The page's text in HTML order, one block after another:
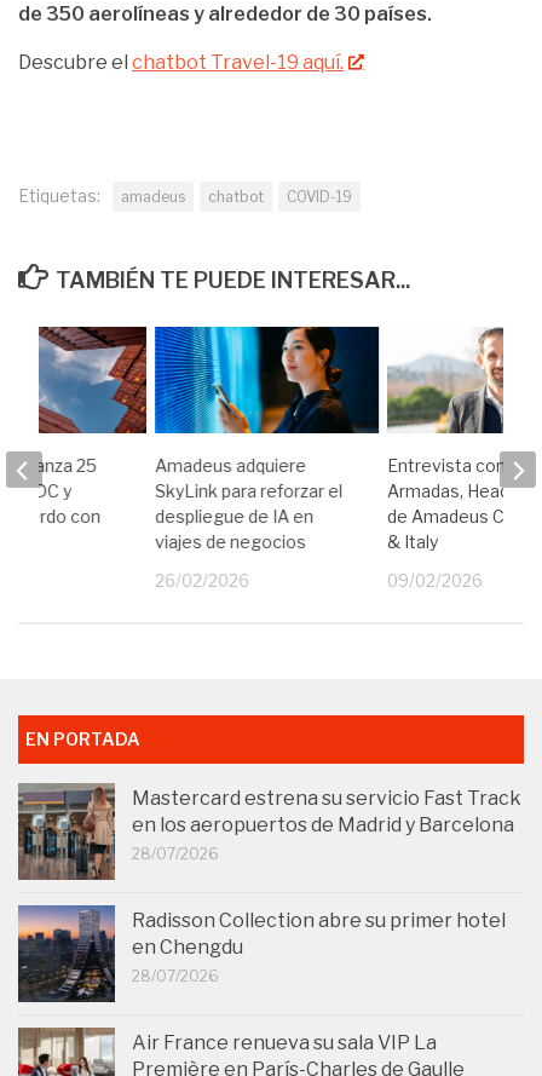
de 350 aerolíneas y alrededor de 30 países.
Descubre el chatbot Travel-19 aquí.
Etiquetas: amadeus chatbot COVID-19
TAMBIÉN TE PUEDE INTERESAR...
Amadeus adquiere
SkyLink para reforzar el
despliegue de IA en
viajes de negocios
26/02/2026
Entrevista con
Armadas, Head of
de Amadeus Cytric
& Italy
09/02/2026
alcanza 25
NDC y
con
EN PORTADA
Mastercard estrena su servicio Fast Track
en los aeropuertos de Madrid y Barcelona
28/07/2026
Radisson Collection abre su primer hotel
en Chengdu
28/07/2026
Air France renueva su sala VIP La
Première en París-Charles de Gaulle